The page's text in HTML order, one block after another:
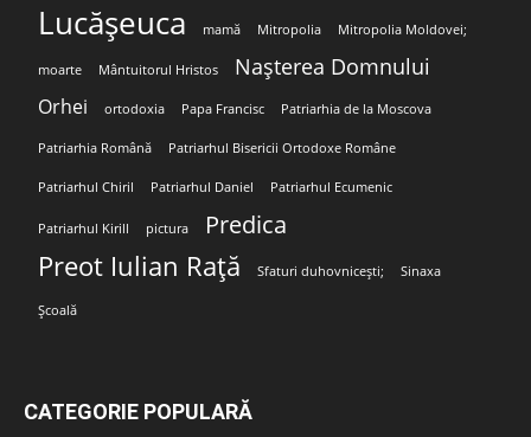
Lucășeuca mamă Mitropolia Mitropolia Moldovei;
moarte Mântuitorul Hristos Nașterea Domnului
Orhei ortodoxia Papa Francisc Patriarhia de la Moscova
Patriarhia Română Patriarhul Bisericii Ortodoxe Române
Patriarhul Chiril Patriarhul Daniel Patriarhul Ecumenic
Patriarhul Kirill pictura Predica
Preot Iulian Rață Sfaturi duhovnicești; Sinaxa
Școală
CATEGORIE POPULARĂ